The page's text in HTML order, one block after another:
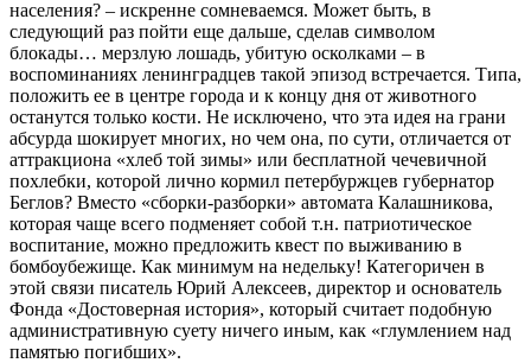
населения? – искренне сомневаемся. Может быть, в
следующий раз пойти еще дальше, сделав символом
блокады… мерзлую лошадь, убитую осколками – в
воспоминаниях ленинградцев такой эпизод встречается. Типа,
положить ее в центре города и к концу дня от животного
останутся только кости. Не исключено, что эта идея на грани
абсурда шокирует многих, но чем она, по сути, отличается от
аттракциона «хлеб той зимы» или бесплатной чечевичной
похлебки, которой лично кормил петербуржцев губернатор
Беглов? Вместо «сборки-разборки» автомата Калашникова,
которая чаще всего подменяет собой т.н. патриотическое
воспитание, можно предложить квест по выживанию в
бомбоубежище. Как минимум на недельку! Категоричен в
этой связи писатель Юрий Алексеев, директор и основатель
Фонда «Достоверная история», который считает подобную
административную суету ничего иным, как «глумлением над
памятью погибших».